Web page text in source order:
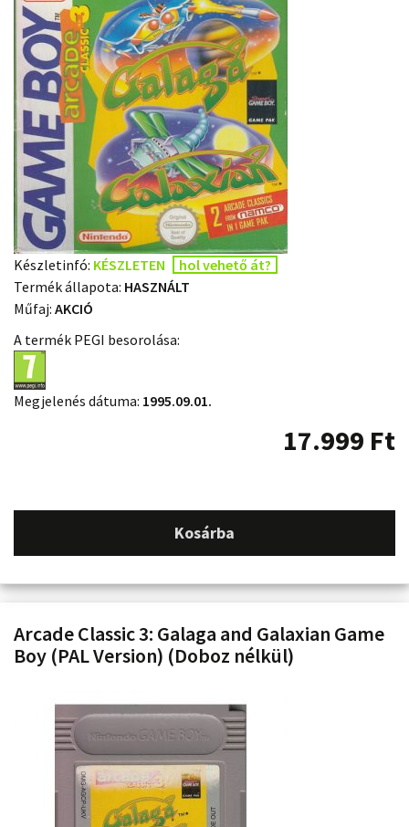
Készletinfó: KÉSZLETEN
hol vehető át?
Termék állapota: HASZNÁLT
Műfaj: AKCIÓ
A termék PEGI besorolása:
Megjelenés dátuma: 1995.09.01.
17.999 Ft
Kosárba
Arcade Classic 3: Galaga and Galaxian Game
Boy (PAL Version) (Doboz nélkül)